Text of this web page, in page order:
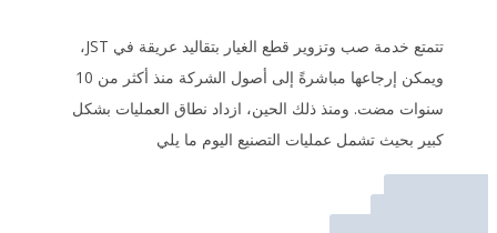
تتمتع خدمة صب وتزوير قطع الغيار بتقاليد عريقة في JST،
ويمكن إرجاعها مباشرةً إلى أصول الشركة منذ أكثر من 10
سنوات مضت. ومنذ ذلك الحين، ازداد نطاق العمليات بشكل
كبير بحيث تشمل عمليات التصنيع اليوم ما يلي